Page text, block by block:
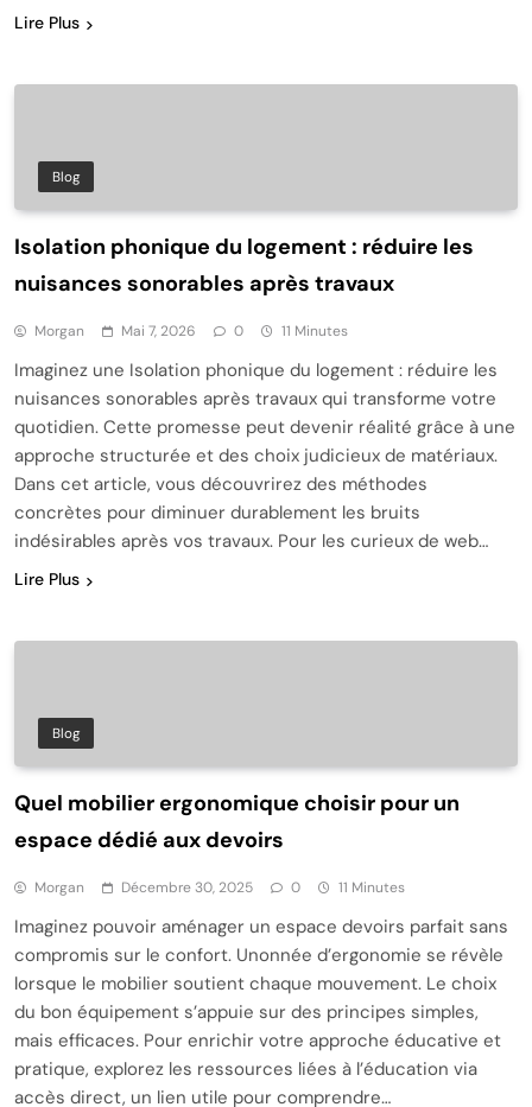
Lire Plus
Blog
Isolation phonique du logement : réduire les
nuisances sonorables après travaux
Morgan Mai 7, 2026 0 11 Minutes
Imaginez une Isolation phonique du logement : réduire les
nuisances sonorables après travaux qui transforme votre
quotidien. Cette promesse peut devenir réalité grâce à une
approche structurée et des choix judicieux de matériaux.
Dans cet article, vous découvrirez des méthodes
concrètes pour diminuer durablement les bruits
indésirables après vos travaux. Pour les curieux de web…
Lire Plus
Blog
Quel mobilier ergonomique choisir pour un
espace dédié aux devoirs
Morgan Décembre 30, 2025 0 11 Minutes
Imaginez pouvoir aménager un espace devoirs parfait sans
compromis sur le confort. Unonnée d’ergonomie se révèle
lorsque le mobilier soutient chaque mouvement. Le choix
du bon équipement s’appuie sur des principes simples,
mais efficaces. Pour enrichir votre approche éducative et
pratique, explorez les ressources liées à l’éducation via
accès direct, un lien utile pour comprendre…